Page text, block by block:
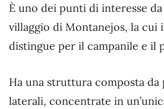
È uno dei punti di interesse
villaggio di Montanejos, la cui
distingue per il campanile e il
Ha una struttura composta da
laterali, concentrate in